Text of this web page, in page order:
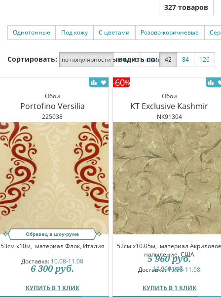
327 товаров
Однотонные Под кожу С цветами Розово-коричневые
Сортировать: по популярности по цене новинки по скидке
Выводить по: 42 84 126
Обои
Portofino Versilia
225038
Образец в шоу-руме
53см x10м, материал Флок, Италия
Доставка: 10.08-11.08
КУПИТЬ В 1 КЛИК
6 300 руб.
Обои
KT Exclusive Kashmir
NK91304
-60%
52см x10.05м, материал Акриловое
напыление, США
Доставка:10.08-11.08
КУПИТЬ В 1 КЛИК
14 900руб.
5 960 руб.